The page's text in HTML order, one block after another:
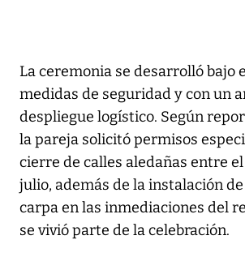
La ceremonia se desarrolló bajo
medidas de seguridad y con un
despliegue logístico. Según
la pareja solicitó permisos
cierre de calles aledañas entre el
julio, además de la instalación
carpa en las inmediaciones del
se vivió parte de la celebración.